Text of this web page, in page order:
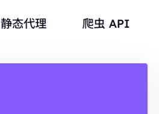
静态代理 爬虫 API